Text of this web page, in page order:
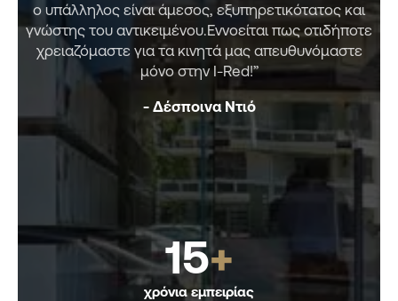
ο υπάλληλος είναι άμεσος, εξυπηρετικότατος και
γνώστης του αντικειμένου.Εννοείται πως οτιδήποτε
χρειαζόμαστε για τα κινητά μας απευθυνόμαστε
μόνο στην I-Red!”
- Δέσποινα Ντιό
15+
χρόνια εμπειρίας